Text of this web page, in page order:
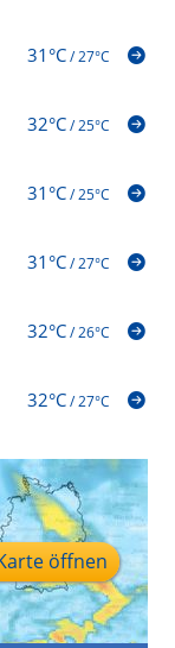
31°C/27°C
32°C/25°C
31°C/25°C
31°C/27°C
32°C/26°C
32°C/27°C
öffnen